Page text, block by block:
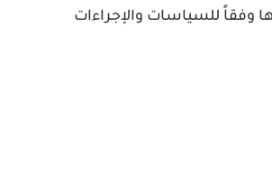
وفقاً للسياسات والإجراءات